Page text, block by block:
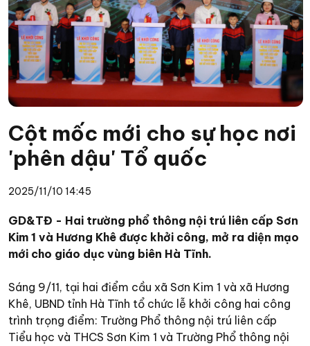
Cột mốc mới cho sự học nơi
'phên dậu' Tổ quốc
2025/11/10 14:45
GD&TĐ - Hai trường phổ thông nội trú liên cấp Sơn
Kim 1 và Hương Khê được khởi công, mở ra diện mạo
mới cho giáo dục vùng biên Hà Tĩnh.
Sáng 9/11, tại hai điểm cầu xã Sơn Kim 1 và xã Hương
Khê, UBND tỉnh Hà Tĩnh tổ chức lễ khởi công hai công
trình trọng điểm: Trường Phổ thông nội trú liên cấp
Tiểu học và THCS Sơn Kim 1 và Trường Phổ thông nội